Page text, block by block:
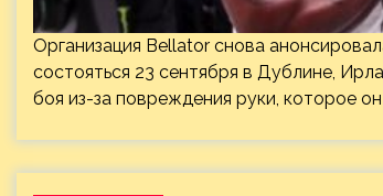
Организация Bellator снова
состояться 23 сентября в Дублине,
боя из-за повреждения руки, которое